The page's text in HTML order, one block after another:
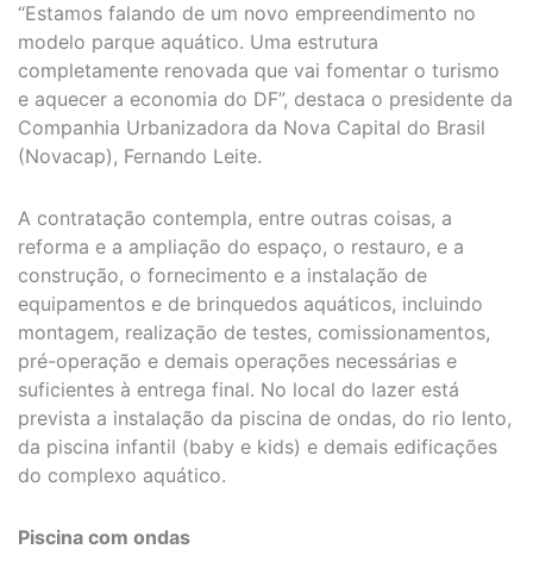
“Estamos falando de um novo empreendimento no
modelo parque aquático. Uma estrutura
completamente renovada que vai fomentar o turismo
e aquecer a economia do DF”, destaca o presidente da
Companhia Urbanizadora da Nova Capital do Brasil
(Novacap), Fernando Leite.
A contratação contempla, entre outras coisas, a
reforma e a ampliação do espaço, o restauro, e a
construção, o fornecimento e a instalação de
equipamentos e de brinquedos aquáticos, incluindo
montagem, realização de testes, comissionamentos,
pré-operação e demais operações necessárias e
suficientes à entrega final. No local do lazer está
prevista a instalação da piscina de ondas, do rio lento,
da piscina infantil (baby e kids) e demais edificações
do complexo aquático.
Piscina com ondas